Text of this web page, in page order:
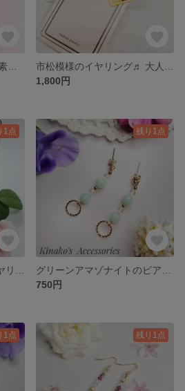
1,800円
1点 残り1点
750円
1点 残り1点